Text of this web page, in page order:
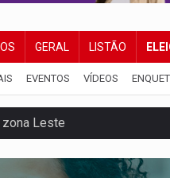
GERAL LISTÃO
EVENTOS VÍDEOS
Leste
em Rondônia